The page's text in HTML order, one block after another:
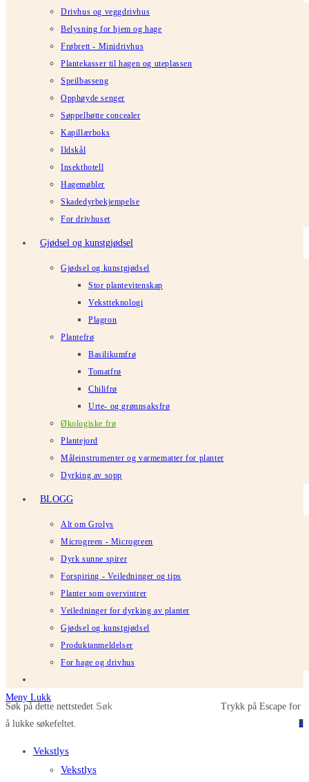
Drivhus og veggdrivhus
Belysning for hjem og hage
Frøbrett - Minidrivhus
Plantekasser til hagen og uteplassen
Speilbasseng
Opphøyde senger
Søppelbøtte concealer
Kapillærboks
Ildskål
Insekthotell
Hagemøbler
Skadedyrbekjempelse
For drivhuset
Gjødsel og kunstgjødsel
Gjødsel og kunstgjødsel
Stor plantevitenskap
Vekstteknologi
Plagron
Plantefrø
Basilikumfrø
Tomatfrø
Chilifrø
Urte- og grønnsaksfrø
Økologiske frø
Plantejord
Måleinstrumenter og varmematter for planter
Dyrking av sopp
BLOGG
Alt om Grolys
Microgreen - Microgreen
Dyrk sunne spirer
Forspiring - Veiledninger og tips
Planter som overvintrer
Veiledninger for dyrking av planter
Gjødsel og kunstgjødsel
Produktanmeldelser
For hage og drivhus
0
Meny Lukk
Søk på dette nettstedet
Trykk på Escape for
å lukke søkefeltet.
Vekstlys
Vekstlys